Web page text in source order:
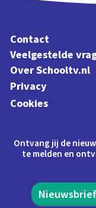
Contact
Veelgestelde
Over Schooltv.nl
Privacy
Cookies
Ontvang jij de
te melden en